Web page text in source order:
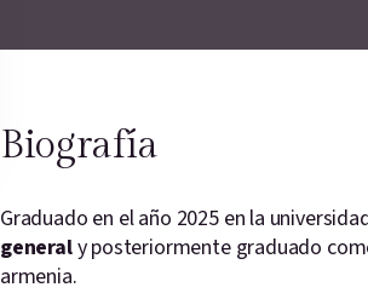
Biografía
Graduado en el año 2025 en la
generaly posteriormente graduado
armenia.